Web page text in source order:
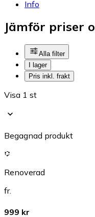
Info
Jämför priser
Alla filter
I lager
Pris inkl. frakt
Visa 1 st
Begagnad produkt
Renoverad
fr.
999 kr